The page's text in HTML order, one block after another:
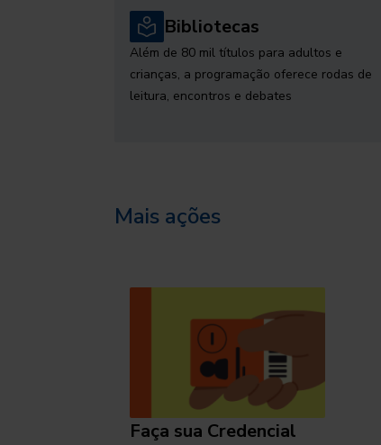
Bibliotecas
Além de 80 mil títulos para adultos e
crianças, a programação oferece rodas de
leitura, encontros e debates
Mais ações
Faça sua Credencial